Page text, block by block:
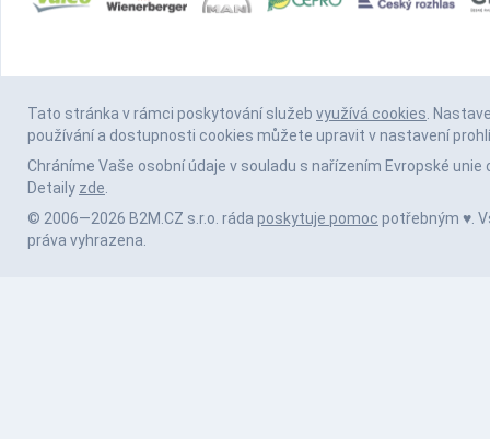
Tato stránka v rámci poskytování služeb využívá cookies.
používání a dostupnosti cookies můžete upravit v nastavení
Chráníme Vaše osobní údaje v souladu s nařízením Evropské unie
Detaily zde.
© 2006—2026 B2M.CZ s.r.o. ráda poskytuje pomoc potřebným ♥️.
práva vyhrazena.